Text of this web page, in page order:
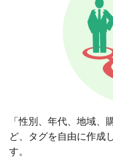
「性別、年代、地域、
ど、タグを自由に作成
す。